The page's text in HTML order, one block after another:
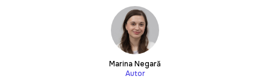
Marina Negară
Autor